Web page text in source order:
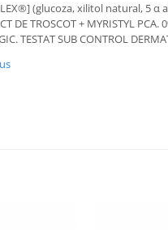
(glucoza, xilitol natural, 5 α
DE TROSCOT + MYRISTYL PCA.
TESTAT SUB CONTROL